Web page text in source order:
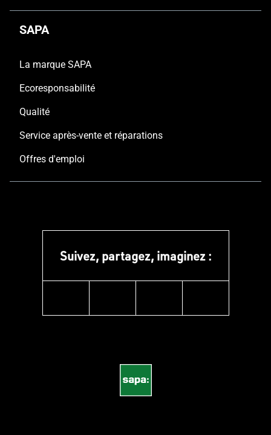
SAPA
La marque SAPA
Ecoresponsabilité
Qualité
Service après-vente et réparations
Offres d'emploi
Suivez, partagez, imaginez :